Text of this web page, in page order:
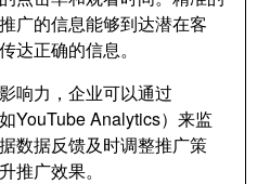
广的信息能够到达潜在客
达正确的信息。
响力，企业可以通过
YouTube Analytics）来监
数据反馈及时调整推广策
推广效果。